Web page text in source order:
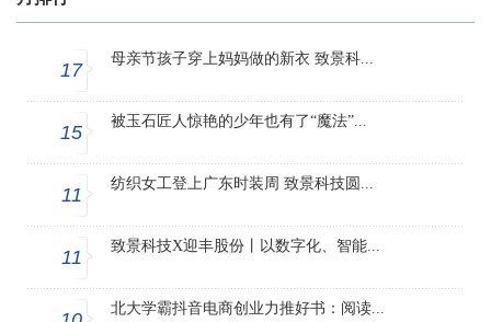
17
母亲节孩子穿上妈妈做的新衣 致景科...
15
被玉石匠人惊艳的少年也有了“魔法”...
11
纺织女工登上广东时装周 致景科技圆...
11
致景科技X迎丰股份丨以数字化、智能...
北大学霸抖音电商创业力推好书：阅读...